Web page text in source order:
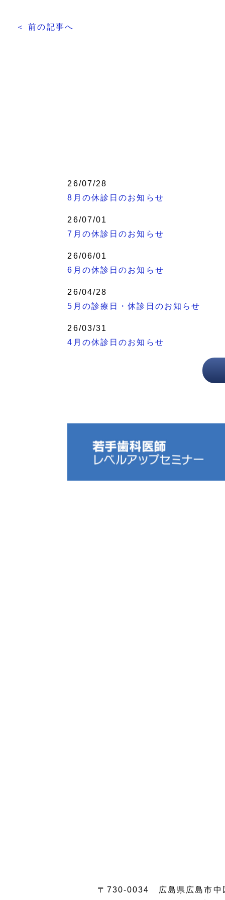
＜ 前の記事へ
26/07/28
8月の休診日のお知らせ
26/07/01
7月の休診日のお知らせ
26/06/01
6月の休診日のお知らせ
26/04/28
5月の診療日・休診日のお知らせ
26/03/31
4月の休診日のお知らせ
〒730-0034 広島県広島市中